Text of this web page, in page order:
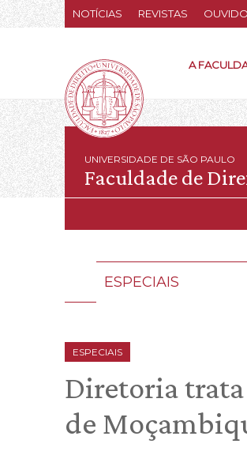
NOTÍCIAS REVISTAS
A
UNIVERSIDADE DE SÃO PAULO
Faculdade de
ESPECIAIS
ESPECIAIS
Diretoria trata
de